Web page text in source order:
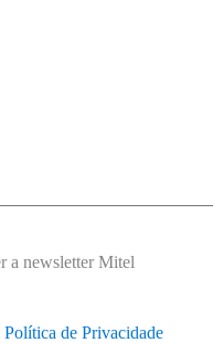
a newsletter Mitel
Política de Privacidade